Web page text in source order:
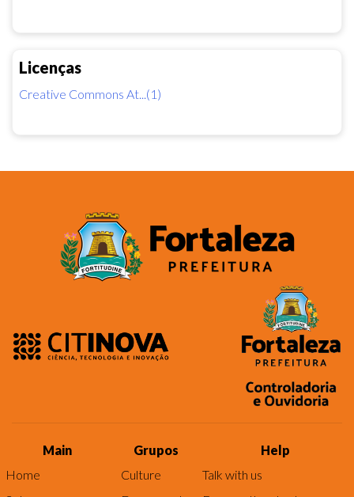
Licenças
Creative Commons At...(1)
Main
Home
Grupos
Culture
Help
Talk with us